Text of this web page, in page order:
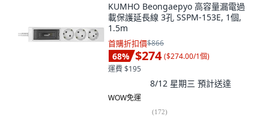
KUMHO Beongaepyo 高容量漏電過
載保護延長線 3孔 SSPM-153E, 1個,
1.5m
首購折扣價$866
68% $274 ($274.00/1個)
運費 $195
8/12 星期三 預計送達
WOW免運
(172)